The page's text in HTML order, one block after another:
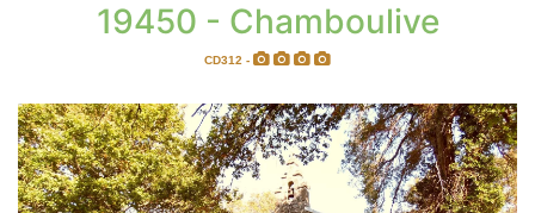
19450 - Chamboulive
CD312 -